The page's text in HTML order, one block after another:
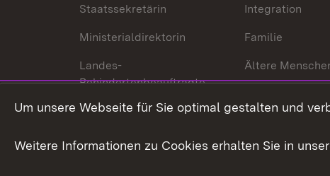
Staatssekretärin
Ministerialdirektorin
Landes-
Behindertenbeauftragte
Bürgerreferent
Karriere
Integration
Familie
Ältere
Behinderungen
Um unsere Webseite für Sie optimal gestalten und
Weitere Informationen zu Cookies erhalten Sie in